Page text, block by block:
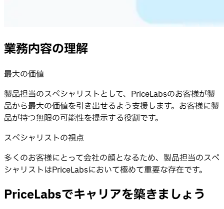
業務内容の理解
最大の価値
製品担当のスペシャリストとして、PriceLabsのお客様が製
品から最大の価値を引き出せるよう支援します。お客様に製
品が持つ無限の可能性を提示する役割です。
スペシャリストの視点
多くのお客様にとって会社の顔となるため、製品担当のスペ
シャリストはPriceLabsにおいて極めて重要な存在です。
PriceLabsでキャリアを築きましょう